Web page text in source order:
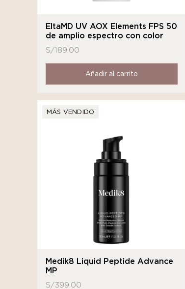
EltaMD UV AOX Elements FPS 50
de amplio espectro con color
S/189.00
Añadir al carrito
MÁS VENDIDO
Medik8 Liquid Peptide Advance
MP
S/399.00